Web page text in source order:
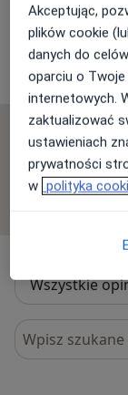
Opinie o
4 opinie
zgodnie z
opiniach i
Szukaj w
Akceptując,
plików cookie
danych do
oparciu o
internetowych.
zaktualizować
ustawieniach
prywatności
w polityka